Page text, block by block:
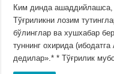
Ким динда ашаддийлашса,
Тўғриликни лозим
бўлинглар ва хушхабар
туннинг охирида
дедилар».* * Тўғрилик